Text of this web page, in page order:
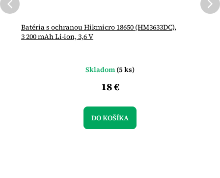
Batéria s ochranou Hikmicro 18650 (HM3633DC),
3 200 mAh Li-ion, 3,6 V
Skladom (5 ks)
18 €
DO KOŠÍKA